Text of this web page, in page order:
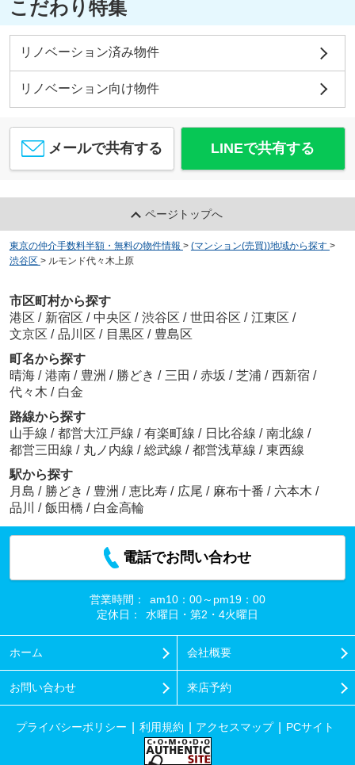
こだわり特集
リノベーション済み物件
リノベーション向け物件
メールで共有する LINEで共有する
ページトップへ
東京の仲介手数料半額・無料の物件情報 > (マンション(売買))地域から探す >
渋谷区 > ルモンド代々木上原
市区町村から探す
港区 / 新宿区 / 中央区 / 渋谷区 / 世田谷区 / 江東区 /
文京区 / 品川区 / 目黒区 / 豊島区
町名から探す
晴海 / 港南 / 豊洲 / 勝どき / 三田 / 赤坂 / 芝浦 / 西新宿 /
代々木 / 白金
路線から探す
山手線 / 都営大江戸線 / 有楽町線 / 日比谷線 / 南北線 /
都営三田線 / 丸ノ内線 / 総武線 / 都営浅草線 / 東西線
駅から探す
月島 / 勝どき / 豊洲 / 恵比寿 / 広尾 / 麻布十番 / 六本木 /
品川
/ 飯田橋 / 白金高輪
電話でお問い合わせ
営業時間：
am10：00～pm19：00
定休日：
水曜日・第2・4火曜日
ホーム 会社概要
お問い合わせ 来店予約
プライバシーポリシー 利用規約 アクセスマップ PCサイト